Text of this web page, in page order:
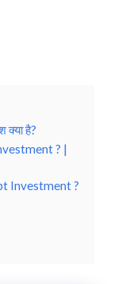
है?
? |
Investment ?